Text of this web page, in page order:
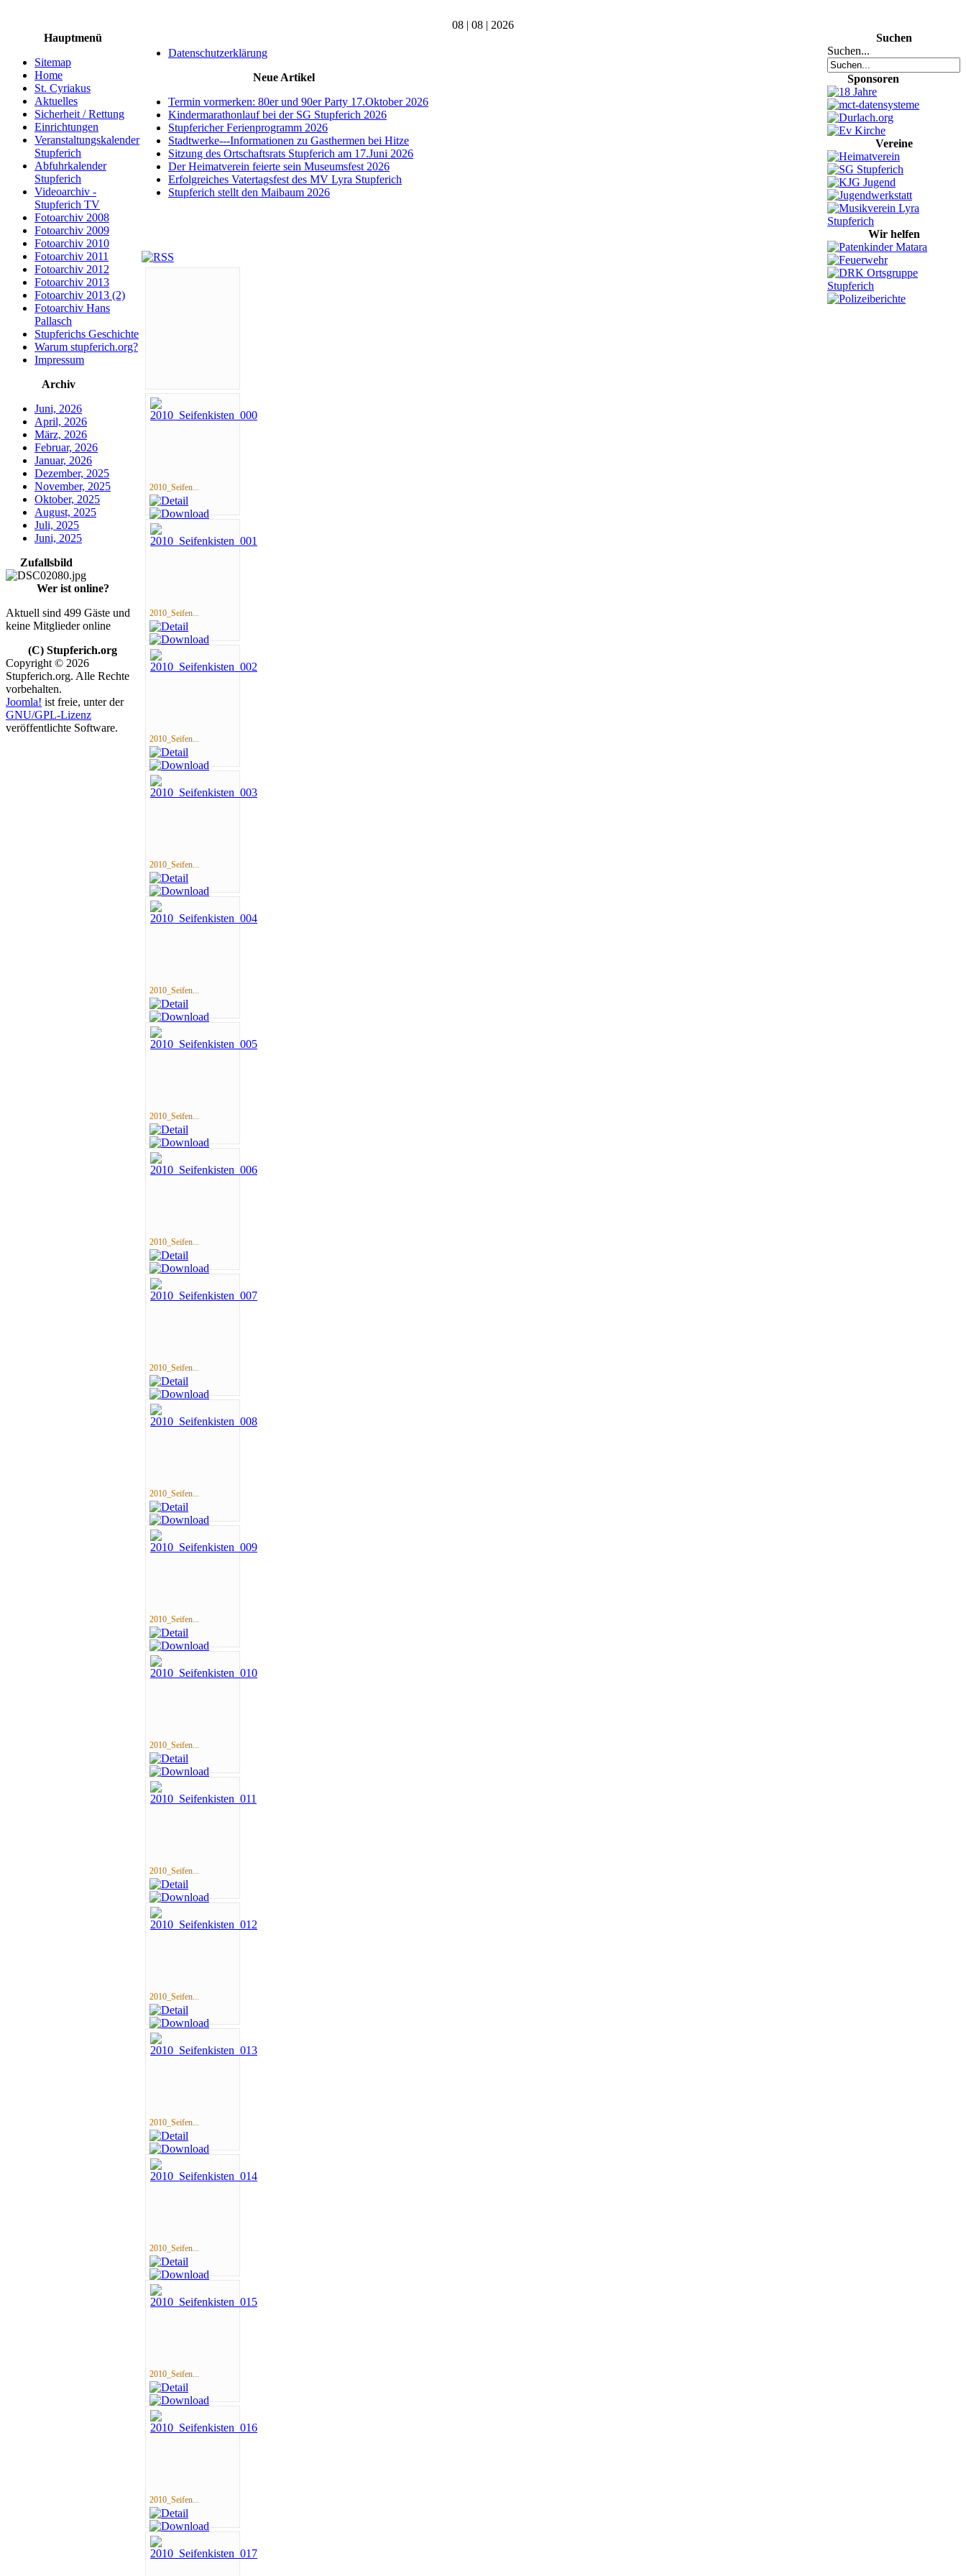
08 | 08 | 2026
Hauptmenü
Sitemap
Home
St. Cyriakus
Aktuelles
Sicherheit / Rettung
Einrichtungen
Veranstaltungskalender
Stupferich
Abfuhrkalender
Stupferich
Videoarchiv -
Stupferich TV
Fotoarchiv 2008
Fotoarchiv 2009
Fotoarchiv 2010
Fotoarchiv 2011
Fotoarchiv 2012
Fotoarchiv 2013
Fotoarchiv 2013 (2)
Fotoarchiv Hans
Pallasch
Stupferichs Geschichte
Warum stupferich.org?
Impressum
Archiv
Juni, 2026
April, 2026
März, 2026
Februar, 2026
Januar, 2026
Dezember, 2025
November, 2025
Oktober, 2025
August, 2025
Juli, 2025
Juni, 2025
Zufallsbild
Wer ist online?
Aktuell sind 499 Gäste und
keine Mitglieder online
(C) Stupferich.org
Copyright © 2026
Stupferich.org. Alle Rechte
vorbehalten.
Joomla! ist freie, unter der
GNU/GPL-Lizenz
veröffentlichte Software.
Datenschutzerklärung
Neue Artikel
Termin vormerken: 80er und 90er Party 17.Oktober 2026
Kindermarathonlauf bei der SG Stupferich 2026
Stupfericher Ferienprogramm 2026
Stadtwerke---Informationen zu Gasthermen bei Hitze
Sitzung des Ortschaftsrats Stupferich am 17.Juni 2026
Der Heimatverein feierte sein Museumsfest 2026
Erfolgreiches Vatertagsfest des MV Lyra Stupferich
Stupferich stellt den Maibaum 2026
2010_Seifen...
2010_Seifen...
2010_Seifen...
2010_Seifen...
2010_Seifen...
2010_Seifen...
2010_Seifen...
2010_Seifen...
2010_Seifen...
2010_Seifen...
2010_Seifen...
2010_Seifen...
2010_Seifen...
2010_Seifen...
2010_Seifen...
2010_Seifen...
2010_Seifen...
Suchen
Suchen...
Sponsoren
Vereine
Wir helfen